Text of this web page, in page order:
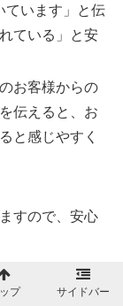
ています」と伝
ている」と安
のお客様からの
伝えると、お
と感じやすく
すので、安心
、この商品を
プ サイドバー